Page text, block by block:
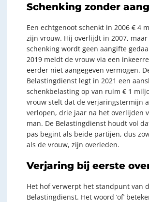
Schenking zonder
Een echtgenoot schenkt in 2006 € 4
zijn vrouw. Hij overlijdt in 2007, maar
schenking wordt geen aangifte
2019 meldt de vrouw via een
eerder niet aangegeven vermogen.
Belastingdienst legt in 2021 een
schenkbelasting op van ruim € 1
vrouw stelt dat de verjaringstermijn
verlopen, drie jaar na het overlijden
man. De Belastingdienst houdt vol
pas begint als beide partijen, dus
als de vrouw, zijn overleden.
Verjaring bij eerste
Het hof verwerpt het standpunt van
Belastingdienst. Het woord ‘of’